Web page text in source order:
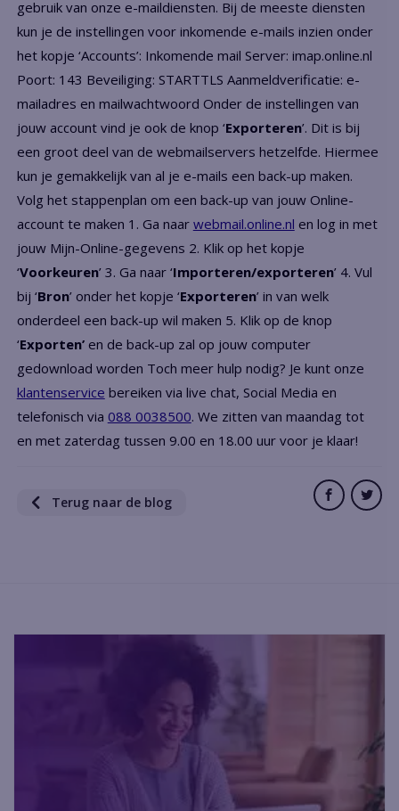
gebruik van onze e-maildiensten. Bij de meeste diensten
kun je de instellingen voor inkomende e-mails inzien onder
het kopje ‘Accounts’: Inkomende mail Server: imap.online.nl
Poort: 143 Beveiliging: STARTTLS Aanmeldverificatie: e-
mailadres en mailwachtwoord Onder de instellingen van
jouw account vind je ook de knop ‘Exporteren’. Dit is bij
een groot deel van de webmailservers hetzelfde. Hiermee
kun je gemakkelijk van al je e-mails een back-up maken.
Volg het stappenplan om een back-up van jouw Online-
account te maken 1. Ga naar webmail.online.nl en log in met
jouw Mijn-Online-gegevens 2. Klik op het kopje
‘Voorkeuren’ 3. Ga naar ‘Importeren/exporteren’ 4. Vul
bij ‘Bron’ onder het kopje ‘Exporteren’ in van welk
onderdeel een back-up wil maken 5. Klik op de knop
‘Exporten’ en de back-up zal op jouw computer
gedownload worden Toch meer hulp nodig? Je kunt onze
klantenservice bereiken via live chat, Social Media en
telefonisch via 088 0038500. We zitten van maandag tot
en met zaterdag tussen 9.00 en 18.00 uur voor je klaar!
Terug naar de blog